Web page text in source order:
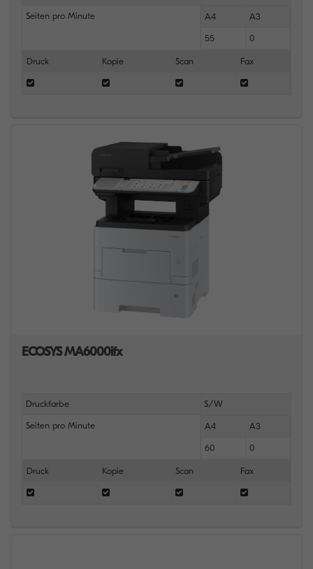
Seiten pro Minute A4 A3
55 0
Druck Kopie Scan Fax
ECOSYS MA6000ifx
Druckfarbe S/W
Seiten pro Minute A4 A3
60 0
Druck Kopie Scan Fax